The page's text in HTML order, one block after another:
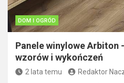
DOM I OGRÓD
Panele winylowe Arbiton
wzorów i wykończeń
2 lata temu Redaktor